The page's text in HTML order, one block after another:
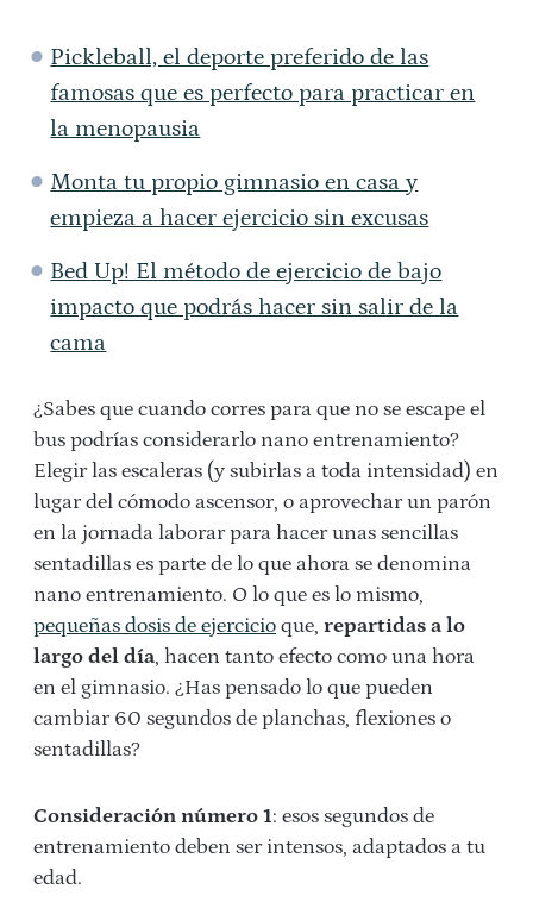
Pickleball, el deporte preferido de las
famosas que es perfecto para practicar en
la menopausia
Monta tu propio gimnasio en casa y
empieza a hacer ejercicio sin excusas
Bed Up! El método de ejercicio de bajo
impacto que podrás hacer sin salir de la
cama
¿Sabes que cuando corres para que no se escape el
bus podrías considerarlo nano entrenamiento?
Elegir las escaleras (y subirlas a toda intensidad) en
lugar del cómodo ascensor, o aprovechar un parón
en la jornada laborar para hacer unas sencillas
sentadillas es parte de lo que ahora se denomina
nano entrenamiento. O lo que es lo mismo,
pequeñas dosis de ejercicio que, repartidas a lo
largo del día, hacen tanto efecto como una hora
en el gimnasio. ¿Has pensado lo que pueden
cambiar 60 segundos de planchas, flexiones o
sentadillas?
Consideración número 1: esos segundos de
entrenamiento deben ser intensos, adaptados a tu
edad.